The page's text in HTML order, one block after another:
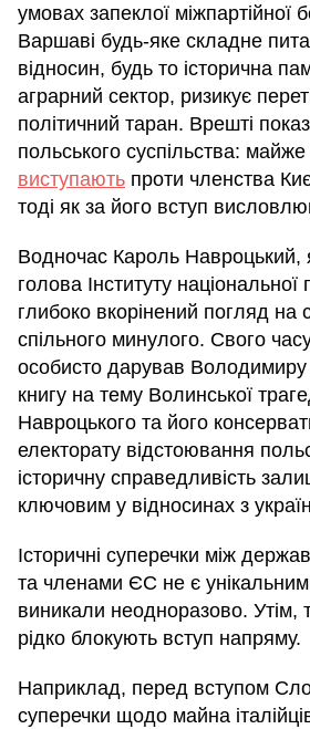
умовах запеклої міжпартійної
Варшаві будь-яке складне
відносин, будь то історична
аграрний сектор, ризикує
політичний таран. Врешті
польського суспільства:
виступають проти членства
тоді як за його вступ
Водночас Кароль Навроцький,
голова Інституту національної
глибоко вкорінений погляд на
спільного минулого. Свого часу
особисто дарував
книгу на тему Волинської
Навроцького та його
електорату відстоювання
історичну справедливість
ключовим у відносинах з
Історичні суперечки між
та членами ЄС не є
виникали неодноразово. Утім,
рідко блокують вступ напряму.
Наприклад, перед вступом
суперечки щодо майна